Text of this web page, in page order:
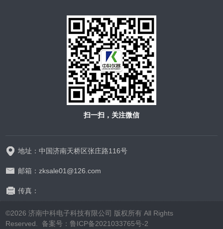
扫一扫，关注微信
地址：中国济南天桥区张庄路116号
邮箱：zksale01@126.com
传真：
©2026 济南中科电子科技有限公司 版权所有 All Rights
Reserved. 备案号：鲁ICP备2021033765号-2